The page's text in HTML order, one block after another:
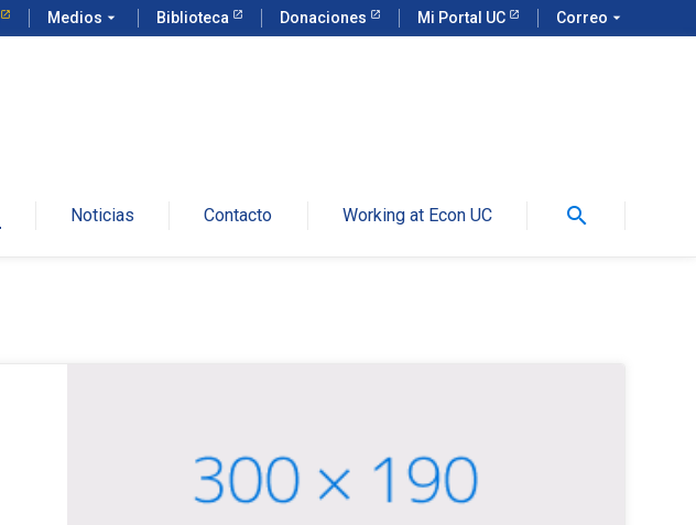
Medios arrow_drop_down Biblioteca Donaciones Mi Portal UC Correo arrow_drop_down
Noticias Contacto Working at Econ UC search